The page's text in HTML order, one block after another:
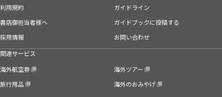
利用規約
ガイドライン
書店御担当者様へ
ガイドブックに投稿する
採用情報
お問い合わせ
関連サービス
海外航空券
海外ツアー
旅行用品
海外のおみやげ